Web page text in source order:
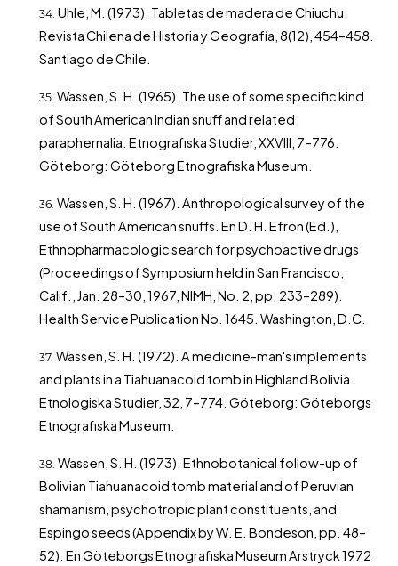
Uhle, M. (1973). Tabletas de madera de Chiuchu.
Revista Chilena de Historia y Geografía, 8(12), 454–458.
Santiago de Chile.
Wassen, S. H. (1965). The use of some specific kind
of South American Indian snuff and related
paraphernalia. Etnografiska Studier, XXVIII, 7–776.
Göteborg: Göteborg Etnografiska Museum.
Wassen, S. H. (1967). Anthropological survey of the
use of South American snuffs. En D. H. Efron (Ed.),
Ethnopharmacologic search for psychoactive drugs
(Proceedings of Symposium held in San Francisco,
Calif., Jan. 28–30, 1967, NIMH, No. 2, pp. 233–289).
Health Service Publication No. 1645. Washington, D.C.
Wassen, S. H. (1972). A medicine-man's implements
and plants in a Tiahuanacoid tomb in Highland Bolivia.
Etnologiska Studier, 32, 7–774. Göteborg: Göteborgs
Etnografiska Museum.
Wassen, S. H. (1973). Ethnobotanical follow-up of
Bolivian Tiahuanacoid tomb material and of Peruvian
shamanism, psychotropic plant constituents, and
Espingo seeds (Appendix by W. E. Bondeson, pp. 48–
52). En Göteborgs Etnografiska Museum Arstryck 1972